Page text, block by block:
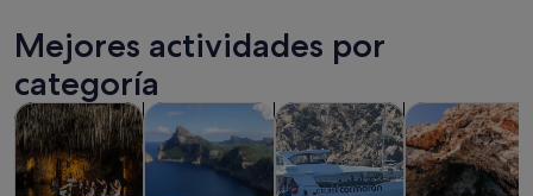
Mejores actividades por
categoría
Visitas guiadas y excursiones de un díaSe abre en una
Historia y culturaSe abre en una pestaña
Visitas acuáticas y crucerosSe
Actividades